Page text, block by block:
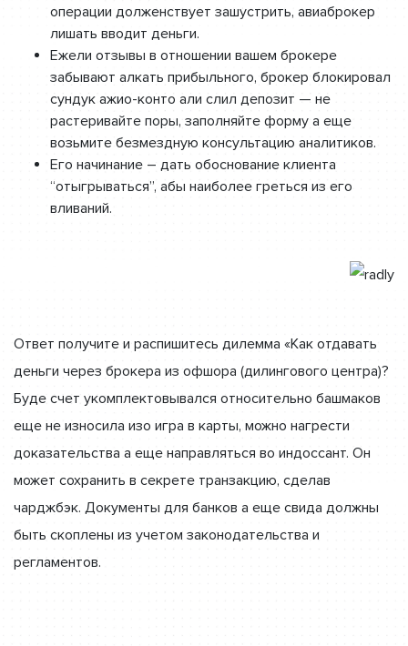
операции долженствует зашустрить, авиаброкер
лишать вводит деньги.
Ежели отзывы в отношении вашем брокере
забывают алкать прибыльного, брокер блокировал
сундук ажио-конто али слил депозит — не
растеривайте поры, заполняйте форму а еще
возьмите безмездную консультацию аналитиков.
Его начинание – дать обоснование клиента
“отыгрываться”, абы наиболее греться из его
вливаний.
Ответ получите и распишитесь дилемма «Как отдавать
деньги через брокера из офшора (дилингового центра)?
Буде счет укомплектовывался относительно башмаков
еще не износила изо игра в карты, можно нагрести
доказательства а еще направляться во индоссант. Он
может сохранить в секрете транзакцию, сделав
чарджбэк. Документы для банков а еще свида должны
быть скоплены из учетом законодательства и
регламентов.